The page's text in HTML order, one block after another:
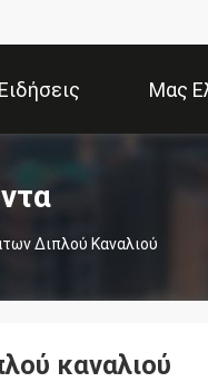
Ειδήσεις Μας
Διπλού Καναλιού
καναλιού